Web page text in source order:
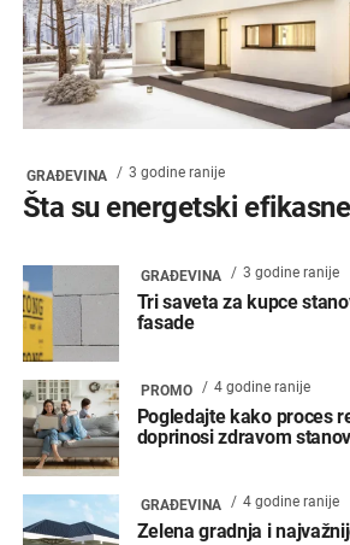
GRAĐEVINA 3 godine ranije
Šta su energetski
GRAĐEVINA 3 godine ranije
Tri saveta za kupce
fasade
PROMO 4 godine ranije
Pogledajte kako proces
doprinosi zdravom
GRAĐEVINA 4 godine ranije
Zelena gradnja i